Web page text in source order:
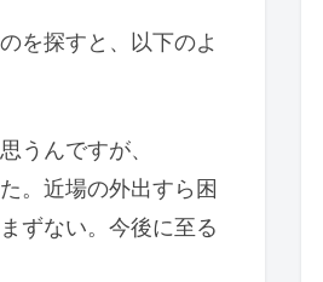
を探すと、以下のよ
うんですが、
。近場の外出すら困
ずない。今後に至る